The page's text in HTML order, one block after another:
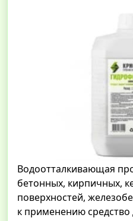
Водоотталкивающая
бетонных, кирпичных,
поверхностей,
к применению